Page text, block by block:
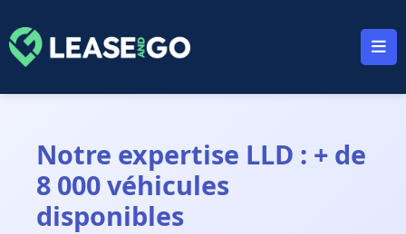
Notre expertise LLD : + de
8 000 véhicules
disponibles